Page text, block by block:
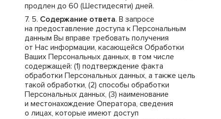
продлен до 60 (Шестидесяти) дней.
Содержание ответа. В запросе
на предоставление доступа к Персональным
данным Вы вправе требовать получения
от Нас информации, касающейся Обработки
Ваших Персональных данных, в том числе
содержащей: (1) подтверждение факта
обработки Персональных данных, а также цель
такой обработки, (2) способы обработки
Персональных данных, (3) наименование
и местонахождение Оператора, сведения
о лицах, которые имеют доступ